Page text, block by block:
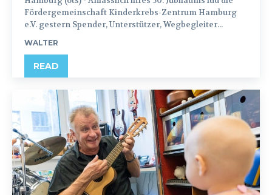
Fördergemeinschaft Kinderkrebs-Zentrum Hamburg
e.V. gestern Spender, Unterstützer, Wegbegleiter...
WALTER
READ